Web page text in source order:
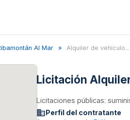
Al Mar Alquiler de vehículo...
Licitación
Licitaciones públicas:
Perfil del contratante